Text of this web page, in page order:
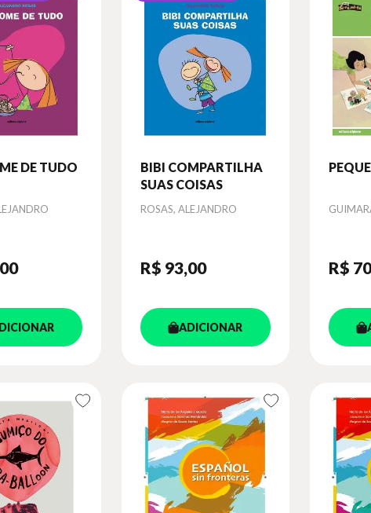
DE TUDO
BIBI COMPARTILHA
SUAS COISAS
Autor
ROSAS, ALEJANDRO
R$ 93,00
ADICIONAR
Autor
R$ 70